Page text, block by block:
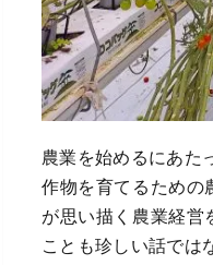
農業を始めるにあた
作物を育てるための
が思い描く農業経営
ことも珍しい話では